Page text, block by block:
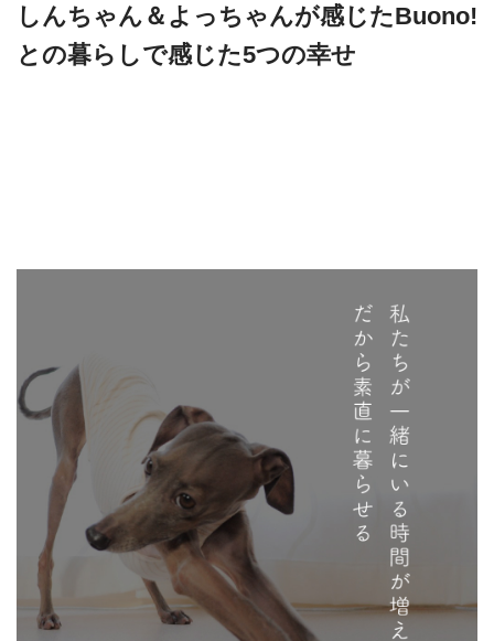
しんちゃん＆よっちゃんが感じたBuono!
との暮らしで感じた5つの幸せ